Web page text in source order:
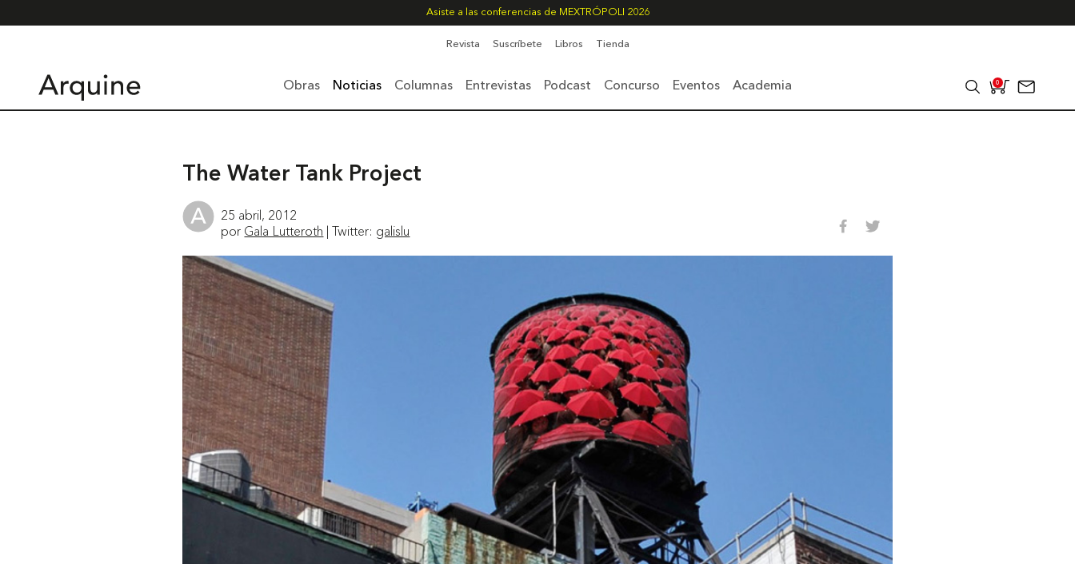
Asiste a las conferencias de MEXTRÓPOLI 2026
Revista Suscríbete Libros Tienda
Obras Noticias Columnas Entrevistas Podcast Concurso Eventos Academia 0
The Water Tank Project
25 abril, 2012
por Gala Lutteroth | Twitter: galislu